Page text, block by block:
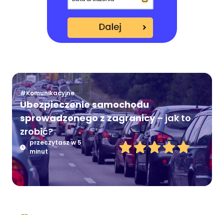
#Komunikacyjne
Ubezpieczenie samochodu
sprowadzonego z zagranicy– jak to
zrobić?
przeczytasz w 5
minut